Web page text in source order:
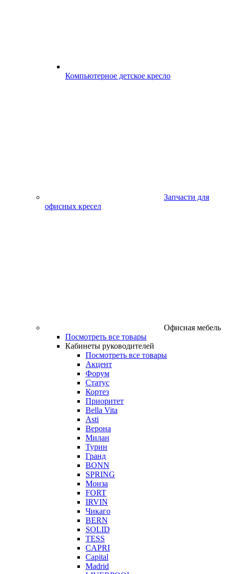
Компьютерное детское кресло
Запчасти для
офисных кресел
Офисная мебель
Посмотреть все товары
Кабинеты руководителей
Посмотреть все товары
Акцент
Форум
Статус
Кортез
Приоритет
Bella Vita
Asti
Верона
Милан
Турин
Гранд
BONN
SPRING
Монза
FORT
IRVIN
Чикаго
BERN
SOLID
TESS
CAPRI
Capital
Madrid